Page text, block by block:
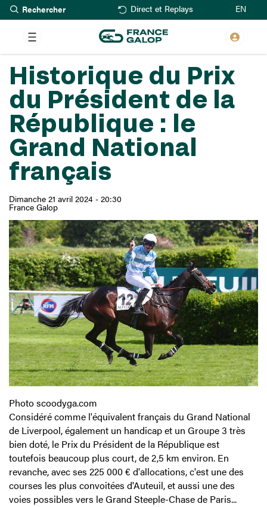
Aller
au
contenu
principal
Rechercher Direct et Replays EN
Historique du Prix
du Président de la
République : le
Grand National
français
Dimanche 21 avril 2024 - 20:30
France Galop
Photo scoodyga.com
Considéré comme l'équivalent français du Grand National
de Liverpool, également un handicap et un Groupe 3 très
bien doté, le Prix du Président de la République est
toutefois beaucoup plus court, de 2,5 km environ. En
revanche, avec ses 225 000 € d'allocations, c'est une des
courses les plus convoitées d'Auteuil, et aussi une des
voies possibles vers le Grand Steeple-Chase de Paris...